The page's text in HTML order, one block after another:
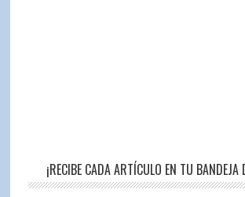
¡RECIBE CADA ARTÍCULO EN TU BANDEJA